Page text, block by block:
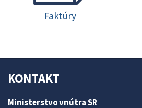
Faktúry
KONTAKT
Ministerstvo vnútra SR